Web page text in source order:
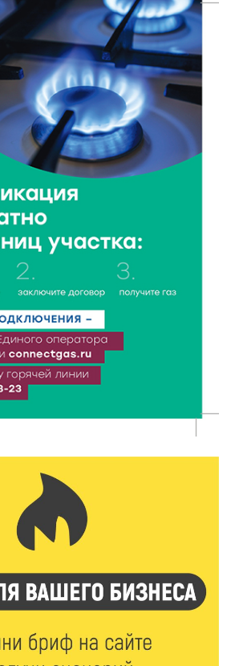
в детском саду № 6
урок безопасности
376
дополнительный день приёма в
241
смена категорий
волны спроса
362
покорили Витебск своей
423
наградил строителей и
проекты
186
представят Тверскую
марафоне «Земля
503
школы и детсады Зубцова к 1